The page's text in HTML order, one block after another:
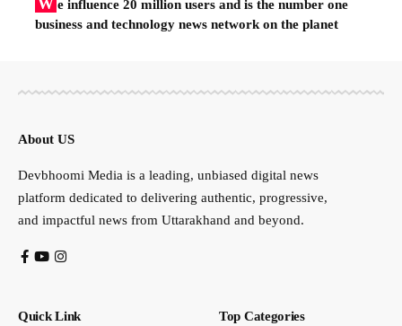
e influence 20 million users and is the number one
business and technology news network on the planet
About US
Devbhoomi Media is a leading, unbiased digital news
platform dedicated to delivering authentic, progressive,
and impactful news from Uttarakhand and beyond.
Quick Link Top Categories